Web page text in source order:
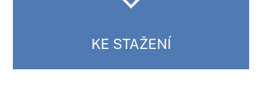
KE STAŽENÍ